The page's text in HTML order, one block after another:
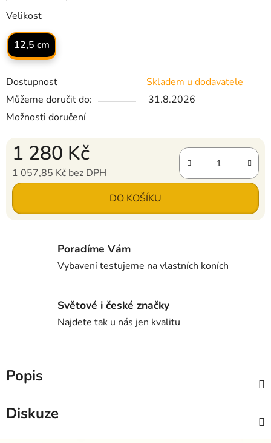
Velikost
12,5 cm
Dostupnost
Skladem u dodavatele
Můžeme doručit do:
31.8.2026
Možnosti doručení
1 280 Kč
1 057,85 Kč bez DPH
Měrná cena: DO KOŠÍKU
Poradíme Vám
Vybavení testujeme na vlastních koních
Světové i české značky
Najdete tak u nás jen kvalitu
Popis
Diskuze